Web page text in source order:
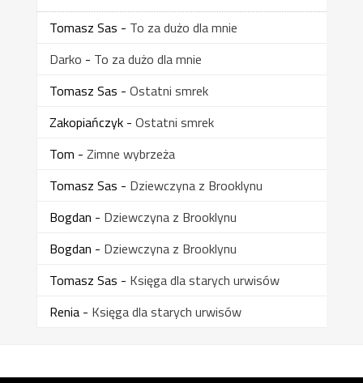
Tomasz Sas - To za dużo dla mnie
Darko - To za dużo dla mnie
Tomasz Sas - Ostatni smrek
Zakopiańczyk- Ostatni smrek
Tom - Zimne wybrzeża
Tomasz Sas - Dziewczyna z Brooklynu
Bogdan - Dziewczyna z Brooklynu
Bogdan - Dziewczyna z Brooklynu
Tomasz Sas - Księga dla starych urwisów
Renia- Księga dla starych urwisów